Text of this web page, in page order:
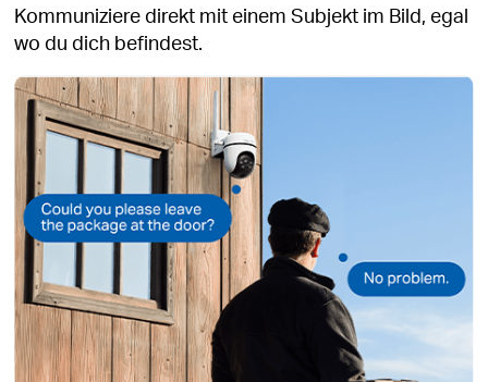
Kommuniziere direkt mit einem Subjekt im Bild, egal
wo du dich befindest.